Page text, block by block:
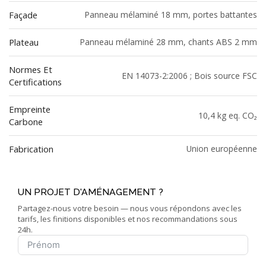
Façade Panneau mélaminé 18 mm, portes battantes
Plateau Panneau mélaminé 28 mm, chants ABS 2 mm
Normes Et
Certifications
EN 14073-2:2006 ; Bois source FSC
Empreinte
Carbone
10,4 kg eq. CO₂
Fabrication Union européenne
UN PROJET D'AMÉNAGEMENT ?
Partagez-nous votre besoin — nous vous répondons avec les
tarifs, les finitions disponibles et nos recommandations sous
24h.